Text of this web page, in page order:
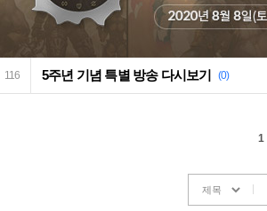
116 5주년 기념 특별 방송 다시보기 (0)
1